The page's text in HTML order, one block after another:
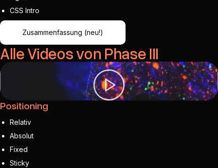
CSS Intro
Zusammenfassung (neu!)
Alle Videos von Phase III
Positioning
Relativ
Absolut
Fixed
Sticky